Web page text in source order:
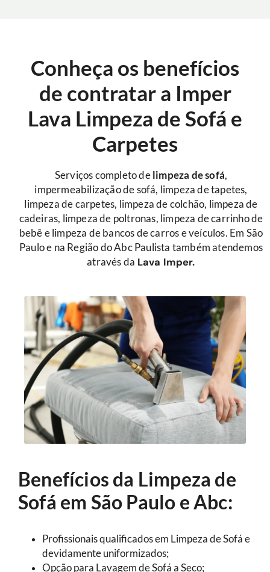
Conheça os benefícios
de contratar a Imper
Lava Limpeza de Sofá e
Carpetes
Serviços completo de limpeza de sofá,
impermeabilização de sofá, limpeza de tapetes,
limpeza de carpetes, limpeza de colchão, limpeza de
cadeiras, limpeza de poltronas, limpeza de carrinho de
bebê e limpeza de bancos de carros e veículos. Em São
Paulo e na Região do Abc Paulista também atendemos
através da Lava Imper.
Benefícios da Limpeza de
Sofá em São Paulo e Abc:
Profissionais qualificados em Limpeza de Sofá e
devidamente uniformizados;
Opção para Lavagem de Sofá a Seco;